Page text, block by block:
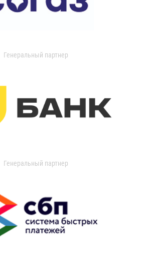
Генеральный партнер
Генеральный партнер